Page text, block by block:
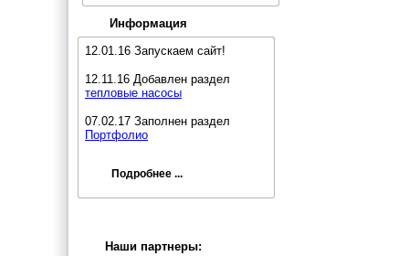
Информация
12.01.16 Запускаем сайт!
12.11.16 Добавлен раздел
тепловые насосы
07.02.17 Заполнен раздел
Портфолио
Подробнее ...
Наши партнеры: